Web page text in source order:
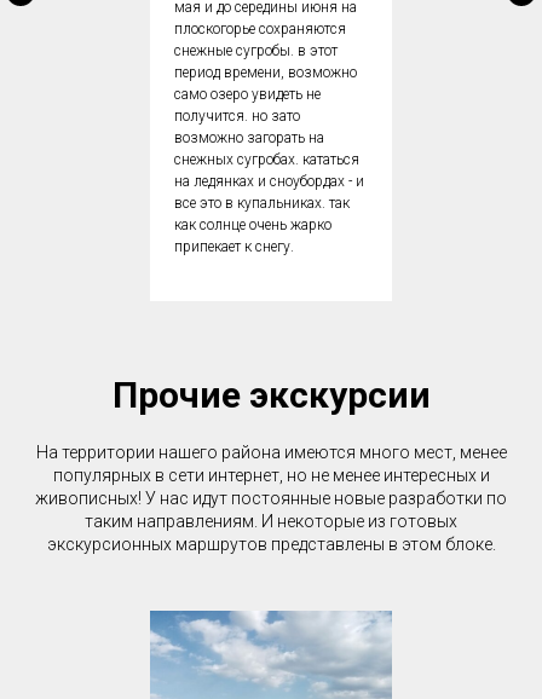
мая и до середины июня на
плоскогорье сохраняются
снежные сугробы. в этот
период времени, возможно
само озеро увидеть не
получится. но зато
возможно загорать на
снежных сугробах. кататься
на ледянках и сноубордах - и
все это в купальниках. так
как солнце очень жарко
припекает к снегу.
Прочие экскурсии
На территории нашего района имеются много мест, менее
популярных в сети интернет, но не менее интересных и
живописных! У нас идут постоянные новые разработки по
таким направлениям. И некоторые из готовых
экскурсионных маршрутов представлены в этом блоке.